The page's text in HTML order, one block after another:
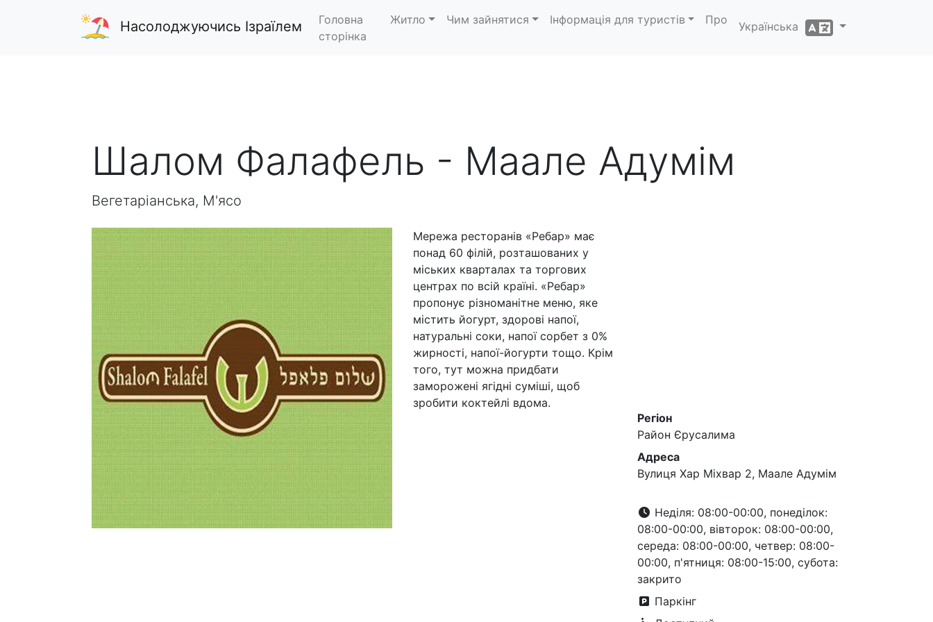
Насолоджуючись Ізраїлем
Головна
сторінка
Житло Чим зайнятися Інформація для туристів Про
Українська
Шалом Фалафель - Маале Адумім
Вегетаріанська, М'ясо
Мережа ресторанів «Ребар» має
понад 60 філій, розташованих у
міських кварталах та торгових
центрах по всій країні. «Ребар»
пропонує різноманітне меню, яке
містить йогурт, здорові напої,
натуральні соки, напої сорбет з 0%
жирності, напої-йогурти тощо. Крім
того, тут можна придбати
заморожені ягідні суміші, щоб
зробити коктейлі вдома.
Регіон
Район Єрусалима
Адреса
Вулиця Хар Міхвар 2, Маале Адумім
Неділя: 08:00-00:00, понеділок:
08:00-00:00, вівторок: 08:00-00:00,
середа: 08:00-00:00, четвер: 08:00-
00:00, п'ятниця: 08:00-15:00, субота:
закрито
Паркінг